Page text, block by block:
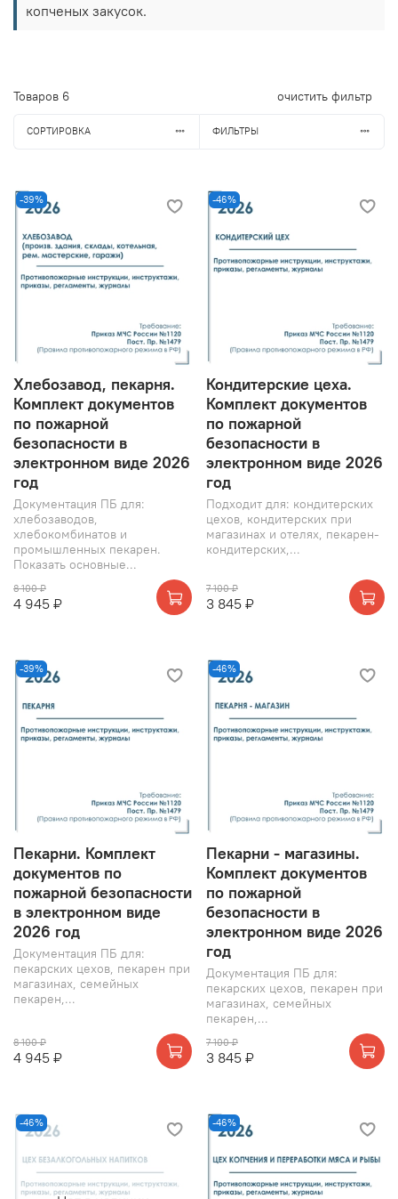
Товаров 6 очистить фильтр
СОРТИРОВКА ФИЛЬТРЫ
-39%
Хлебозавод, пекарня.
Комплект документов
по пожарной
безопасности в
электронном виде 2026
год
Документация ПБ для:
хлебозаводов,
хлебокомбинатов и
промышленных пекарен.
Показать основные...
8 100 ₽
4 945 ₽
-46%
Кондитерские цеха.
Комплект документов
по пожарной
безопасности в
электронном виде 2026
год
Подходит для: кондитерских
цехов, кондитерских при
магазинах и отелях, пекарен-
кондитерских,...
7 100 ₽
3 845 ₽
-39%
Пекарни. Комплект
документов по
пожарной безопасности
в электронном виде
2026 год
Документация ПБ для:
пекарских цехов, пекарен при
магазинах, семейных
пекарен,...
8 100 ₽
4 945 ₽
-46%
Пекарни - магазины.
Комплект документов
по пожарной
безопасности в
электронном виде 2026
год
Документация ПБ для:
пекарских цехов, пекарен при
магазинах, семейных
пекарен,...
7 100 ₽
3 845 ₽
-46% -46%
копченых закусок.